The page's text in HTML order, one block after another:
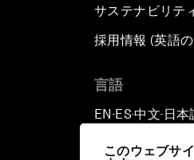
このウェブサ
サステナビリテ
採用情報 (英語
言語
EN ▪ ES▪中文▪ 日本